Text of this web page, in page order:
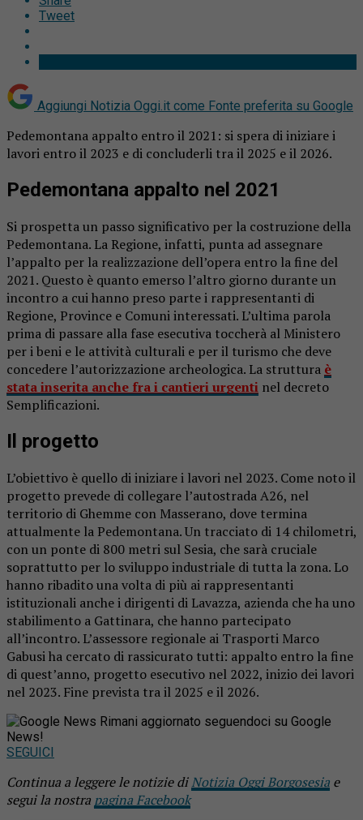
Tweet
Aggiungi Notizia Oggi.it come Fonte preferita su Google
Pedemontana appalto entro il 2021: si spera di iniziare i
lavori entro il 2023 e di concluderli tra il 2025 e il 2026.
Pedemontana appalto nel 2021
Si prospetta un passo significativo per la costruzione della
Pedemontana. La Regione, infatti, punta ad assegnare
l’appalto per la realizzazione dell’opera entro la fine del
2021. Questo è quanto emerso l’altro giorno durante un
incontro a cui hanno preso parte i rappresentanti di
Regione, Province e Comuni interessati. L’ultima parola
prima di passare alla fase esecutiva toccherà al Ministero
per i beni e le attività culturali e per il turismo che deve
concedere l’autorizzazione archeologica. La struttura è
stata inserita anche fra i cantieri urgenti nel decreto
Semplificazioni.
Il progetto
L’obiettivo è quello di iniziare i lavori nel 2023. Come noto il
progetto prevede di collegare l’autostrada A26, nel
territorio di Ghemme con Masserano, dove termina
attualmente la Pedemontana. Un tracciato di 14 chilometri,
con un ponte di 800 metri sul Sesia, che sarà cruciale
soprattutto per lo sviluppo industriale di tutta la zona. Lo
hanno ribadito una volta di più ai rappresentanti
istituzionali anche i dirigenti di Lavazza, azienda che ha uno
stabilimento a Gattinara, che hanno partecipato
all’incontro. L’assessore regionale ai Trasporti Marco
Gabusi ha cercato di rassicurato tutti: appalto entro la fine
di quest’anno, progetto esecutivo nel 2022, inizio dei lavori
nel 2023. Fine prevista tra il 2025 e il 2026.
Rimani aggiornato seguendoci su Google
News!
SEGUICI
Continua a leggere le notizie diNotizia Oggi Borgosesia e
segui la nostra pagina Facebook